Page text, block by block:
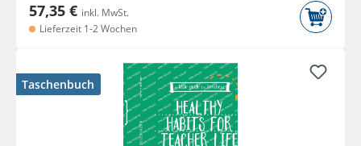
57,35 € inkl. MwSt.
Lieferzeit 1-2 Wochen
Taschenbuch